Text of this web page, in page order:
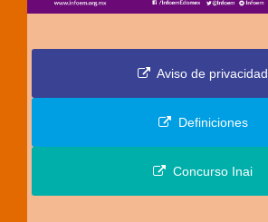
Aviso de privacidad
Definiciones
Concurso Inai